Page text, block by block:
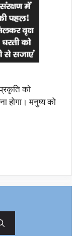
को
होगा। मनुष्य को